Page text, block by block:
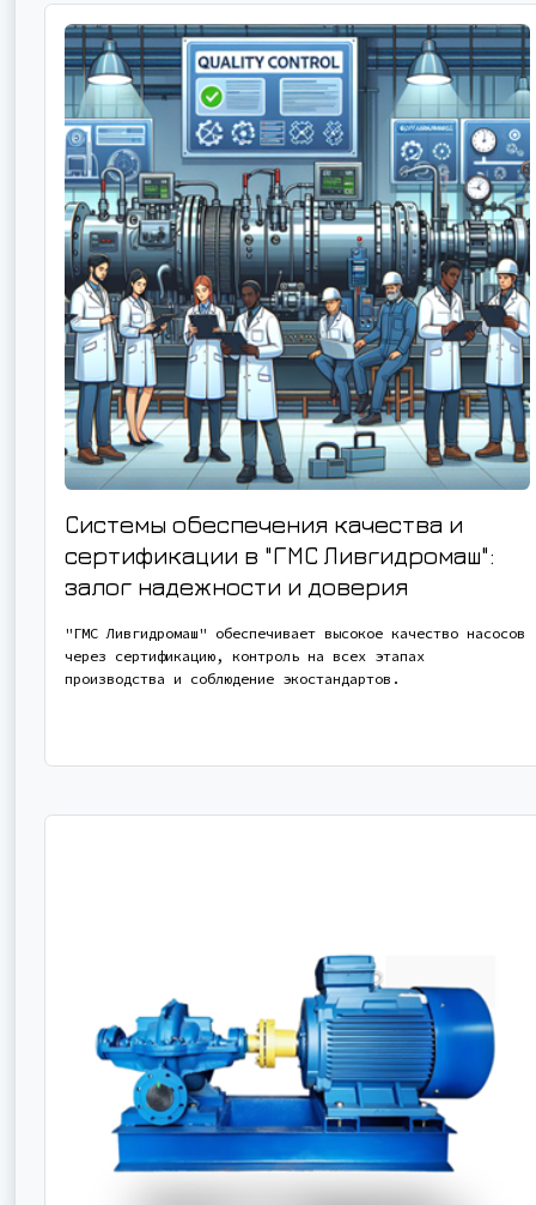
Системы обеспечения качества и
сертификации в "ГМС Ливгидромаш":
залог надежности и доверия
"ГМС Ливгидромаш" обеспечивает высокое качество насосов
через сертификацию, контроль на всех этапах
производства и соблюдение экостандартов.